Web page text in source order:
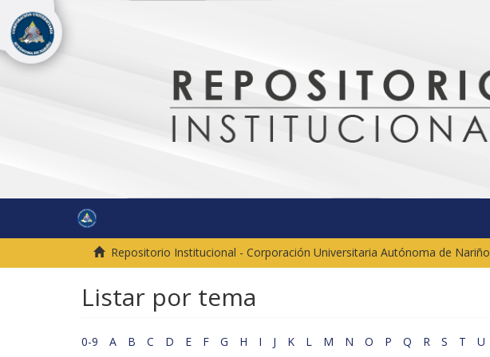
Repositorio Institucional - Corporación Universitaria Autónoma de Nariño
Listar por tema
0-9 A B C D E F G H I J K L M N O P Q R S T U